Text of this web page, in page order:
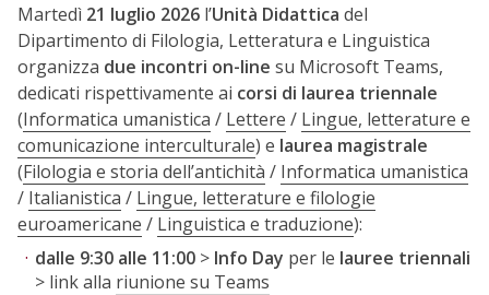
Martedì 21 luglio 2026 l’Unità Didattica del
Dipartimento di Filologia, Letteratura e Linguistica
organizza due incontri on-line su Microsoft Teams,
dedicati rispettivamente ai corsi di laurea triennale
(Informatica umanistica / Lettere / Lingue, letterature e
comunicazione interculturale) e laurea magistrale
(Filologia e storia dell’antichità / Informatica umanistica
/ Italianistica / Lingue, letterature e filologie
euroamericane / Linguistica e traduzione):
dalle 9:30 alle 11:00 > Info Day per le lauree triennali
> link alla riunione su Teams